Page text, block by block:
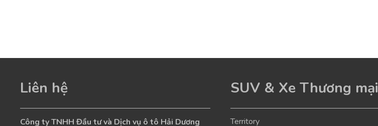
Liên hệ
Công ty TNHH Đầu tư và Dịch vụ ô tô Hải Dương
SUV & Xe Thương mại
Territory